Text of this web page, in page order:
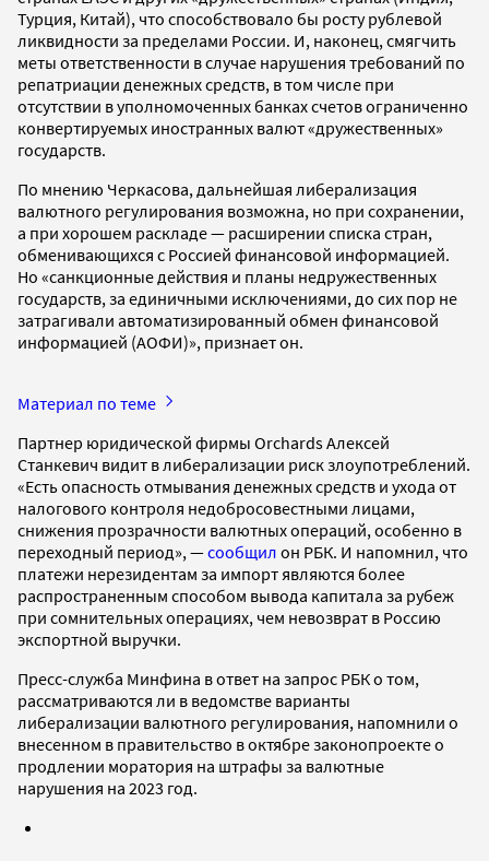
Турция, Китай), что способствовало бы росту рублевой
ликвидности за пределами России. И, наконец, смягчить
меты ответственности в случае нарушения требований по
репатриации денежных средств, в том числе при
отсутствии в уполномоченных банках счетов ограниченно
конвертируемых иностранных валют «дружественных»
государств.
По мнению Черкасова, дальнейшая либерализация
валютного регулирования возможна, но при сохранении,
а при хорошем раскладе — расширении списка стран,
обменивающихся с Россией финансовой информацией.
Но «санкционные действия и планы недружественных
государств, за единичными исключениями, до сих пор не
затрагивали автоматизированный обмен финансовой
информацией (АОФИ)», признает он.
Материал по теме
Партнер юридической фирмы Orchards Алексей
Станкевич видит в либерализации риск злоупотреблений.
«Есть опасность отмывания денежных средств и ухода от
налогового контроля недобросовестными лицами,
снижения прозрачности валютных операций, особенно в
переходный период», —сообщил он РБК. И напомнил, что
платежи нерезидентам за импорт являются более
распространенным способом вывода капитала за рубеж
при сомнительных операциях, чем невозврат в Россию
экспортной выручки.
Пресс-служба Минфина в ответ на запрос РБК о том,
рассматриваются ли в ведомстве варианты
либерализации валютного регулирования, напомнили о
внесенном в правительство в октябре законопроекте о
продлении моратория на штрафы за валютные
нарушения на 2023 год.